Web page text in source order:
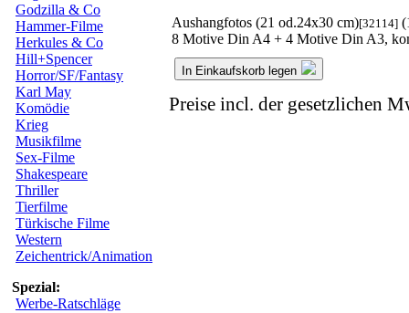
Godzilla & Co
Hammer-Filme
Herkules & Co
Hill+Spencer
Horror/SF/Fantasy
Karl May
Komödie
Krieg
Musikfilme
Sex-Filme
Shakespeare
Thriller
Tierfilme
Türkische Filme
Western
Zeichentrick/Animation
Spezial:
Werbe-Ratschläge
Aushangfotos (21 od.24x30 cm)[32114]
8 Motive Din A4 + 4 Motive Din A3,
In Einkaufskorb legen
Preise incl. der gesetzlichen